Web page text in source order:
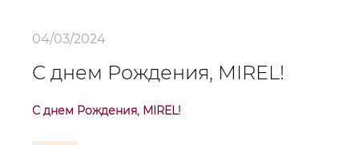
04/03/2024
С днем Рождения, MIREL!
С днем Рождения, MIREL!